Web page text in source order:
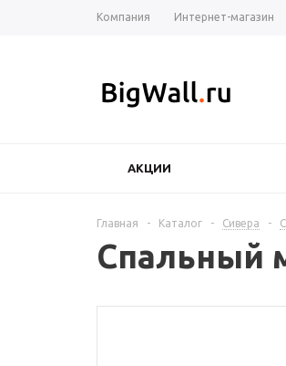
Компания Интернет-магазин
АКЦИИ
Главная - Каталог - Сивера -
Спальный